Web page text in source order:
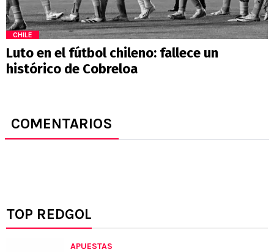
CHILE
Luto en el fútbol chileno: fallece un
histórico de Cobreloa
COMENTARIOS
TOP REDGOL
APUESTAS